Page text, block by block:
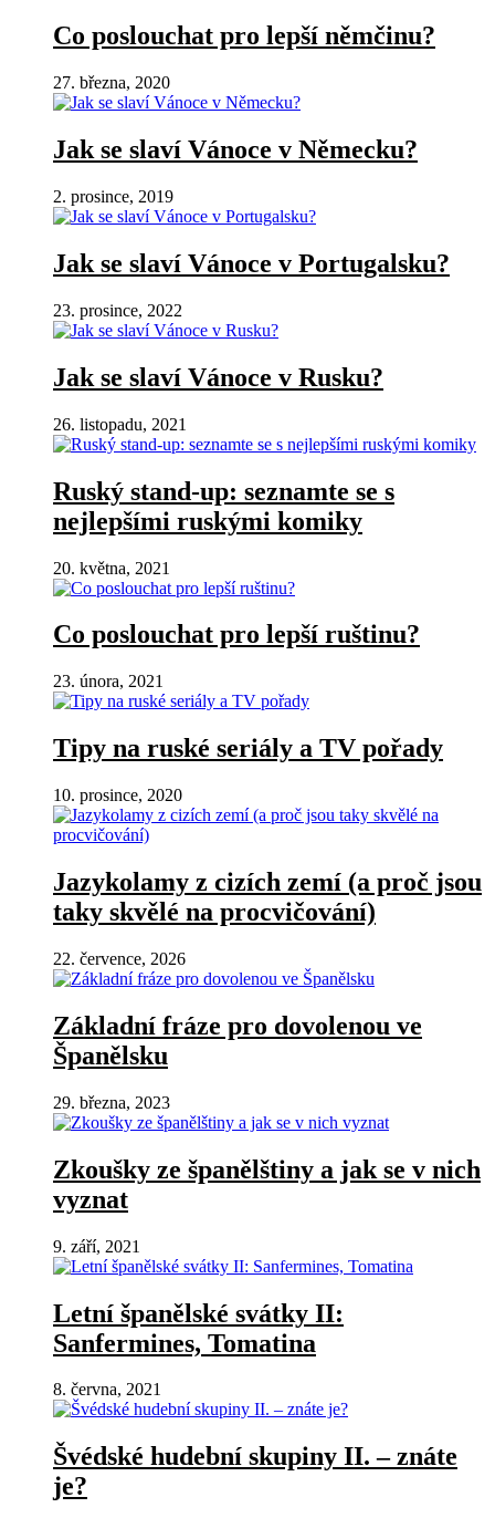
Co poslouchat pro lepší němčinu?
27. března, 2020
Jak se slaví Vánoce v Německu?
2. prosince, 2019
Jak se slaví Vánoce v Portugalsku?
23. prosince, 2022
Jak se slaví Vánoce v Rusku?
26. listopadu, 2021
Ruský stand-up: seznamte se s
nejlepšími ruskými komiky
20. května, 2021
Co poslouchat pro lepší ruštinu?
23. února, 2021
Tipy na ruské seriály a TV pořady
10. prosince, 2020
Jazykolamy z cizích zemí (a proč jsou
taky skvělé na procvičování)
22. července, 2026
Základní fráze pro dovolenou ve
Španělsku
29. března, 2023
Zkoušky ze španělštiny a jak se v nich
vyznat
9. září, 2021
Letní španělské svátky II:
Sanfermines, Tomatina
8. června, 2021
Švédské hudební skupiny II. – znáte
je?